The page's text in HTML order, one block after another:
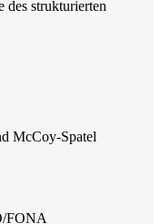
des strukturierten
McCoy-Spatel
FONA